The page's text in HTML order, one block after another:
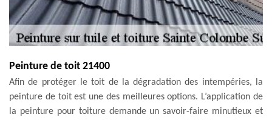
Peinture de toit 21400
Afin de protéger le toit de la dégradation des intempéries, la
peinture de toit est une des meilleures options. L’application de
la peinture pour toiture demande un savoir-faire minutieux et